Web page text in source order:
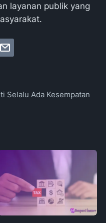
layanan publik yang
Selalu Ada Kesempatan